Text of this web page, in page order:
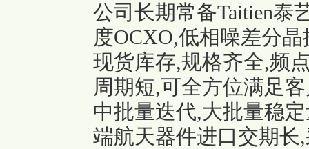
公司长期常备Taitien泰
度OCXO,低相噪差分
现货库存,规格齐全,频
周期短,可全方位满足
中批量迭代,大批量稳
端航天器件进口交期长